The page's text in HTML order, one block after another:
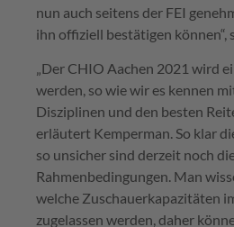
nun auch seitens der FEI
ihn offiziell bestätigen können“,
„Der CHIO Aachen 2021 wird
werden, so wie wir es kennen
Disziplinen und den besten
erläutert Kemperman. So klar
so unsicher sind derzeit noch
Rahmenbedingungen. Man
welche Zuschauerkapazitäten
zugelassen werden, daher